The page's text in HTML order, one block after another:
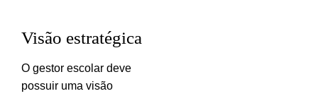
Visão estratégica
O gestor escolar deve
possuir uma visão